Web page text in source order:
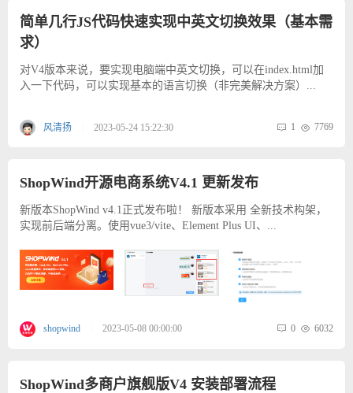
简单几行JS代码快速实现中英文切换效果（基本需
求）
对V4版本来说，要实现电脑端中英文切换，可以在index.html加
入一下代码，可以实现基本的语言切换（非完美解决方案）...
风清扬 2023-05-24 15:22:30 1 7769
ShopWind开源电商系统V4.1 更新发布
新版本ShopWind v4.1正式发布啦！ 新版本采用 全新技术构架，
实现前后端分离。使用vue3/vite、Element Plus UI、...
shopwind 2023-05-08 00:00:00 0 6032
ShopWind多商户旗舰版V4 安装部署流程